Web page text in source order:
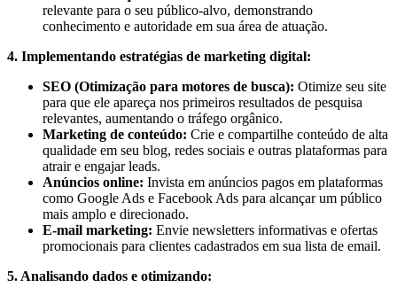
relevante para o seu público-alvo, demonstrando
conhecimento e autoridade em sua área de atuação.
4. Implementando estratégias de marketing digital:
SEO (Otimização para motores de busca): Otimize seu site
para que ele apareça nos primeiros resultados de pesquisa
relevantes, aumentando o tráfego orgânico.
Marketing de conteúdo: Crie e compartilhe conteúdo de alta
qualidade em seu blog, redes sociais e outras plataformas para
atrair e engajar leads.
Anúncios online: Invista em anúncios pagos em plataformas
como Google Ads e Facebook Ads para alcançar um público
mais amplo e direcionado.
E-mail marketing: Envie newsletters informativas e ofertas
promocionais para clientes cadastrados em sua lista de email.
5. Analisando dados e otimizando: